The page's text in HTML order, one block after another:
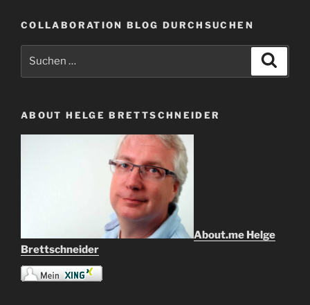
COLLABORATION BLOG DURCHSUCHEN
ABOUT HELGE BRETTSCHNEIDER
About.me Helge
Brettschneider